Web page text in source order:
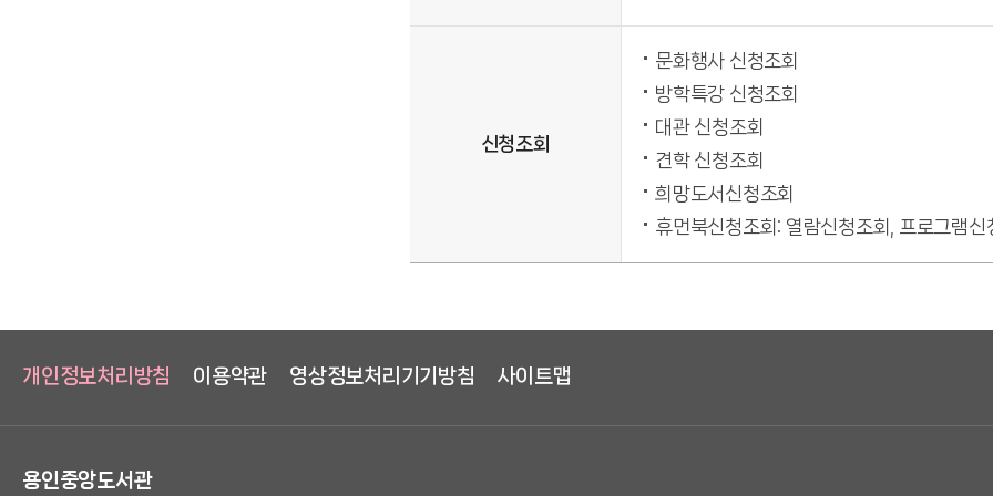
신청조회
문화행사 신청조회
방학특강 신청조회
대관 신청조회
견학 신청조회
희망도서신청조회
휴먼북신청조회: 열람신청조회, 프로그램신
개인정보처리방침 이용약관 영상정보처리기기방침 사이트맵
용인중앙도서관